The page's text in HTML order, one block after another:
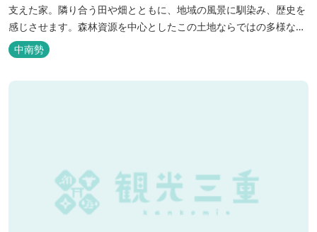
支えた家。隣り合う田や畑とともに、地域の風景に馴染み、歴史を
感じさせます。森林資源を中心としたこの土地ならではの多様な自
然環境の素晴らしさを伝える情報を発信し、そして多種多様な人材
と共有することで地域産業・地域社会の発展を図るNPO法人Joint
中南勢